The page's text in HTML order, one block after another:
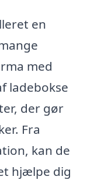
en
med
ladebokse
der gør
Fra
kan de
hjælpe dig